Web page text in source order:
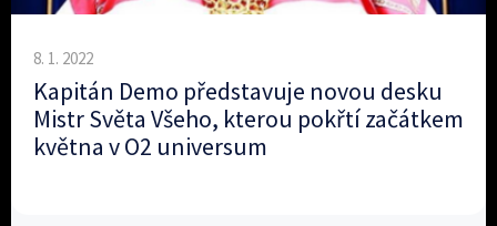
8. 1. 2022
Kapitán Demo představuje novou desku
Mistr Světa Všeho, kterou pokřtí začátkem
května v O2 universum